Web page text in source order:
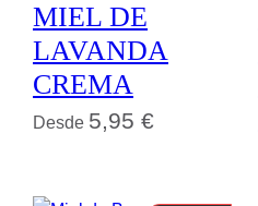
MIEL DE
LAVANDA
CREMA
Desde 5,95 €